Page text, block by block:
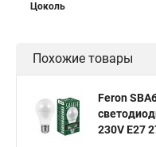
Цоколь
Похожие товары
Feron
230V E27